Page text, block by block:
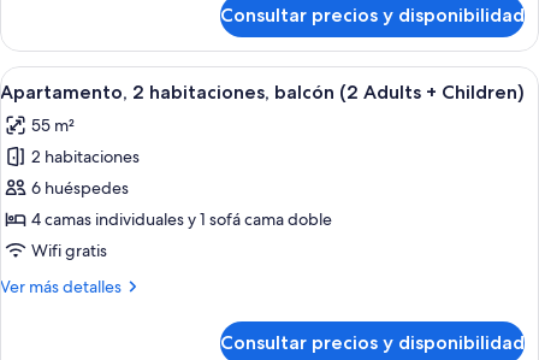
2
habitaciones,
balcón
Consultar precios y disponibilidad
Abrir
todas
las
fotos
de
Apartamento,
2
balcón
Una habitación de hotel con cama,
6
Apartamento, 2 habitaciones, balcón (2 Adults + Children)
55 m²
2 habitaciones
6 huéspedes
4 camas individuales y 1 sofá cama doble
Wifi gratis
Ver más detalles
Más
Consultar precios y disponibilidad